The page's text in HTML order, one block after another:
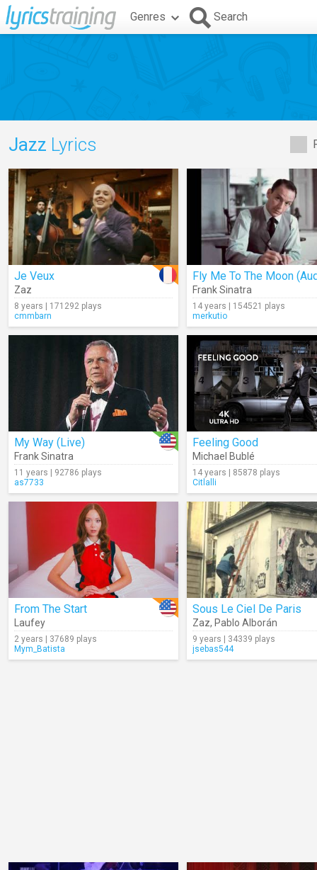
Genres Search
Jazz Lyrics
Je Veux
Zaz
8 years | 171292 plays
cmmbarn
Fly Me To The Moon
Frank Sinatra
14 years | 154521 plays
merkutio
My Way (Live)
Frank Sinatra
11 years | 92786 plays
as7733
Feeling Good
Michael Bublé
14 years | 85878 plays
Citlalli
From The Start
Laufey
2 years | 37689 plays
Mym_Batista
Sous Le Ciel De Paris
Zaz, Pablo Alborán
9 years | 34339 plays
jsebas544